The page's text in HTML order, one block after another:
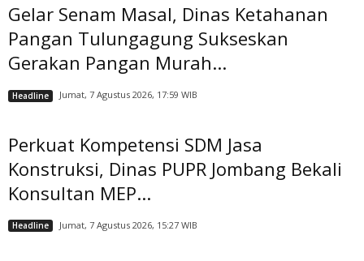
Gelar Senam Masal, Dinas Ketahanan
Pangan Tulungagung Sukseskan
Gerakan Pangan Murah...
Headline Jumat, 7 Agustus 2026, 17:59 WIB
Perkuat Kompetensi SDM Jasa
Konstruksi, Dinas PUPR Jombang Bekali
Konsultan MEP...
Headline Jumat, 7 Agustus 2026, 15:27 WIB